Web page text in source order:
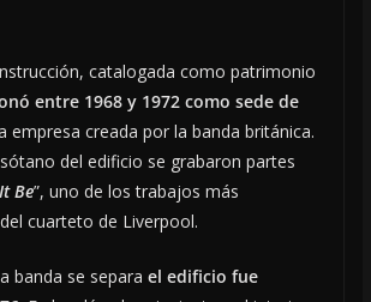
catalogada como patrimonio
entre 1968 y 1972 como sede de
empresa creada por la banda británica.
del edificio se grabaron partes
Be”, uno de los trabajos más
cuarteto de Liverpool.
banda se separa el edificio fue